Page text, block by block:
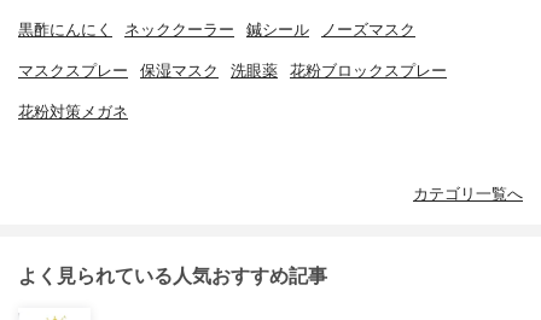
黒酢にんにく ネッククーラー 鍼シール ノーズマスク
マスクスプレー 保湿マスク 洗眼薬 花粉ブロックスプレー
花粉対策メガネ
カテゴリ一覧へ
よく見られている人気おすすめ記事